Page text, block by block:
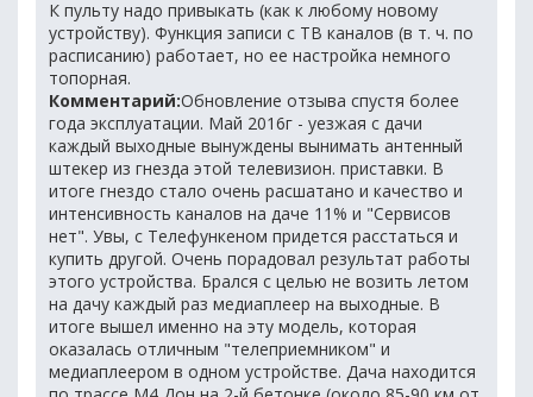
К пульту надо привыкать (как к любому новому
устройству). Функция записи с ТВ каналов (в т. ч. по
расписанию) работает, но ее настройка немного
топорная.
Комментарий:Обновление отзыва спустя более
года эксплуатации. Май 2016г - уезжая с дачи
каждый выходные вынуждены вынимать антенный
штекер из гнезда этой телевизион. приставки. В
итоге гнездо стало очень расшатано и качество и
интенсивность каналов на даче 11% и "Сервисов
нет". Увы, с Телефункеном придется расстаться и
купить другой. Очень порадовал результат работы
этого устройства. Брался с целью не возить летом
на дачу каждый раз медиаплеер на выходные. В
итоге вышел именно на эту модель, которая
оказалась отличным "телеприемником" и
медиаплеером в одном устройстве. Дача находится